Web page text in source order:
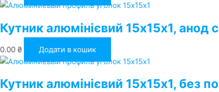
Кутник алюмінієвий 15х15х1, анод
0.00₴ Додати в кошик
Кутник алюмінієвий 15х15х1, без